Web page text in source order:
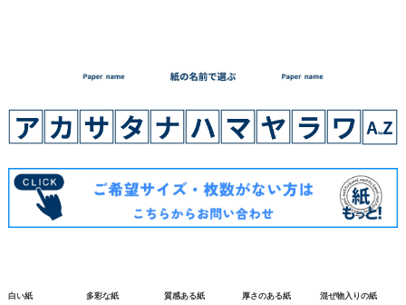
白い紙 多彩な紙 質感ある紙 厚さのある紙 混ぜ物入りの紙